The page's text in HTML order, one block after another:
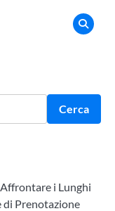
Cerca
i Lunghi
di Prenotazione